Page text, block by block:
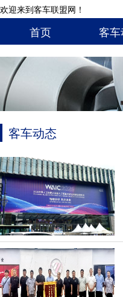
欢迎来到客车联盟网！
首页 客
客车动态